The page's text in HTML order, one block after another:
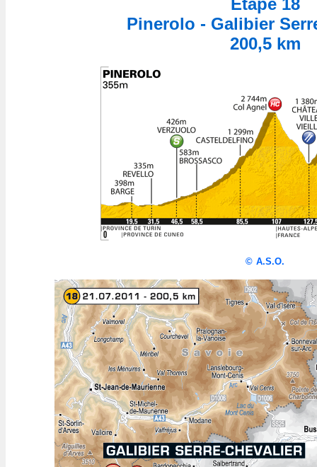
Etape 18
Pinerolo - Galibier
200,5 km
© A.S.O.